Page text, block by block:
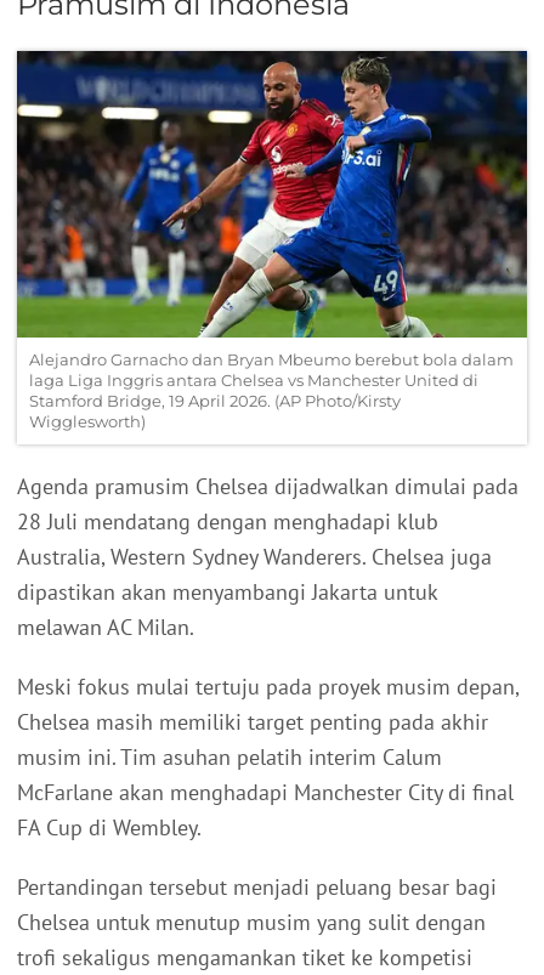
Alejandro Garnacho dan Bryan Mbeumo berebut bola dalam
laga Liga Inggris antara Chelsea vs Manchester United di
Stamford Bridge, 19 April 2026. (AP Photo/Kirsty
Wigglesworth)
Agenda pramusim Chelsea dijadwalkan dimulai pada
28 Juli mendatang dengan menghadapi klub
Australia, Western Sydney Wanderers. Chelsea juga
dipastikan akan menyambangi Jakarta untuk
melawan AC Milan.
Meski fokus mulai tertuju pada proyek musim depan,
Chelsea masih memiliki target penting pada akhir
musim ini. Tim asuhan pelatih interim Calum
McFarlane akan menghadapi Manchester City di final
FA Cup di Wembley.
Pertandingan tersebut menjadi peluang besar bagi
Chelsea untuk menutup musim yang sulit dengan
trofi sekaligus mengamankan tiket ke kompetisi